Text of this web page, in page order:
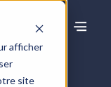
afficher
site